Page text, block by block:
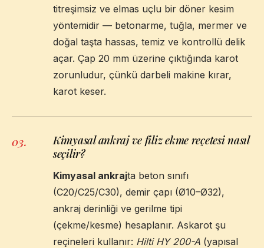
titreşimsiz ve elmas uçlu bir döner kesim
yöntemidir — betonarme, tuğla, mermer ve
doğal taşta hassas, temiz ve kontrollü delik
açar. Çap 20 mm üzerine çıktığında karot
zorunludur, çünkü darbeli makine kırar,
karot keser.
03.
Kimyasal ankraj ve filiz ekme reçetesi nasıl
seçilir?
Kimyasal ankrajta beton sınıfı
(C20/C25/C30), demir çapı (Ø10–Ø32),
ankraj derinliği ve gerilme tipi
(çekme/kesme) hesaplanır. Askarot şu
reçineleri kullanır: Hilti HY 200-A (yapısal